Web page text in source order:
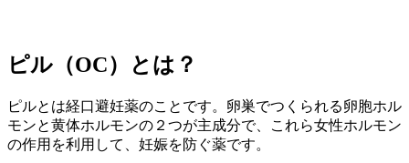
ピル（OC）とは？
ピルとは経口避妊薬のことです。卵巣でつくられる卵胞ホル
モンと黄体ホルモンの２つが主成分で、これら女性ホルモン
の作用を利用して、妊娠を防ぐ薬です。